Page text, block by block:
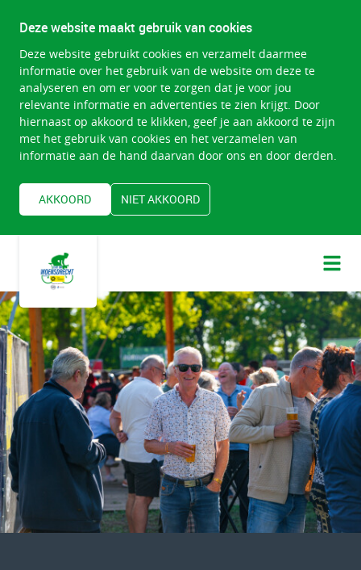
Deze website maakt gebruik van cookies
Deze website gebruikt cookies en verzamelt daarmee
informatie over het gebruik van de website om deze te
analyseren en om er voor te zorgen dat je voor jou
relevante informatie en advertenties te zien krijgt. Door
hiernaast op akkoord te klikken, geef je aan akkoord te zijn
met het gebruik van cookies en het verzamelen van
informatie aan de hand daarvan door ons en door derden.
AKKOORD NIET AKKOORD